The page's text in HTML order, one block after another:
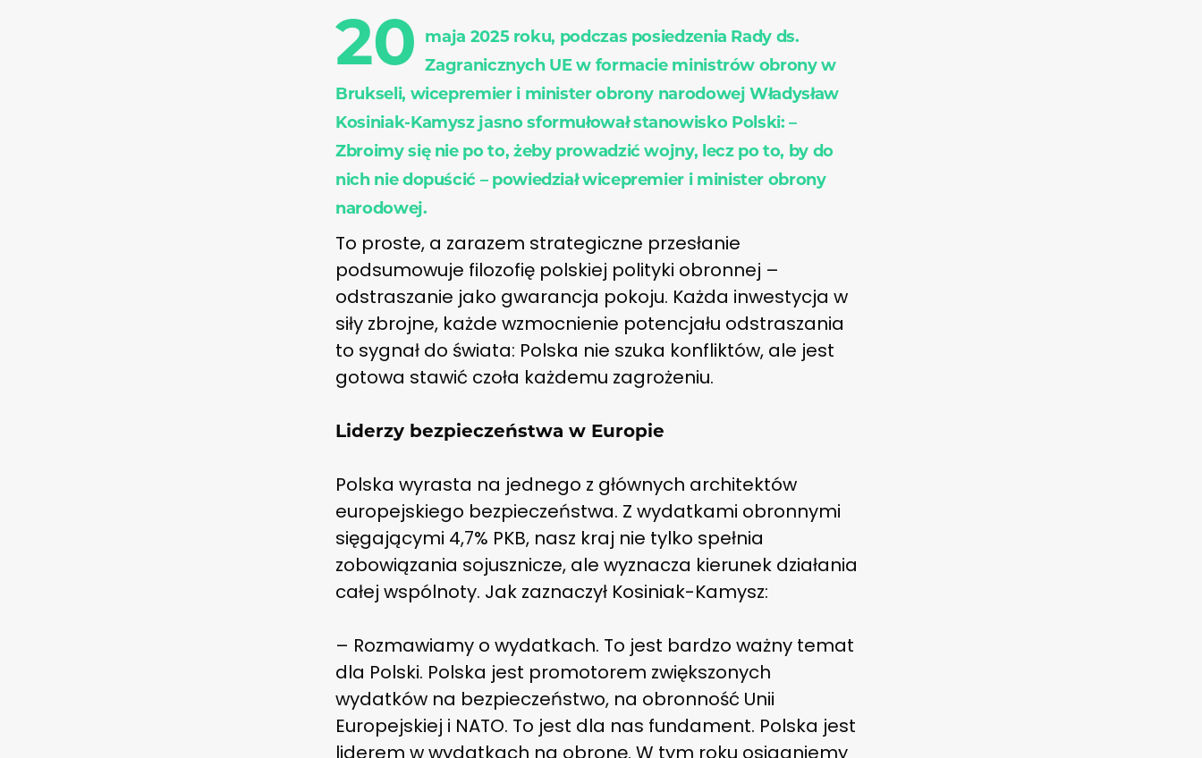
20 maja 2025 roku, podczas posiedzenia Rady ds.
Zagranicznych UE w formacie ministrów obrony w
Brukseli, wicepremier i minister obrony narodowej Władysław
Kosiniak-Kamysz jasno sformułował stanowisko Polski: –
Zbroimy się nie po to, żeby prowadzić wojny, lecz po to, by do
nich nie dopuścić – powiedział wicepremier i minister obrony
narodowej.
To proste, a zarazem strategiczne przesłanie
podsumowuje filozofię polskiej polityki obronnej –
odstraszanie jako gwarancja pokoju. Każda inwestycja w
siły zbrojne, każde wzmocnienie potencjału odstraszania
to sygnał do świata: Polska nie szuka konfliktów, ale jest
gotowa stawić czoła każdemu zagrożeniu.
Liderzy bezpieczeństwa w Europie
Polska wyrasta na jednego z głównych architektów
europejskiego bezpieczeństwa. Z wydatkami obronnymi
sięgającymi 4,7% PKB, nasz kraj nie tylko spełnia
zobowiązania sojusznicze, ale wyznacza kierunek działania
całej wspólnoty. Jak zaznaczył Kosiniak-Kamysz:
– Rozmawiamy o wydatkach. To jest bardzo ważny temat
dla Polski. Polska jest promotorem zwiększonych
wydatków na bezpieczeństwo, na obronność Unii
Europejskiej i NATO. To jest dla nas fundament. Polska jest
liderem w wydatkach na obronę. W tym roku osiągniemy